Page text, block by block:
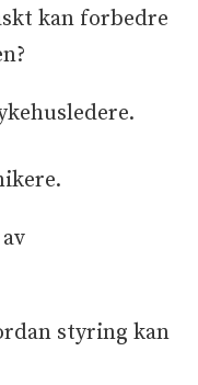
kan forbedre
styring kan